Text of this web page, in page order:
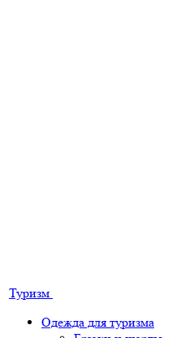
Туризм
Одежда для туризма